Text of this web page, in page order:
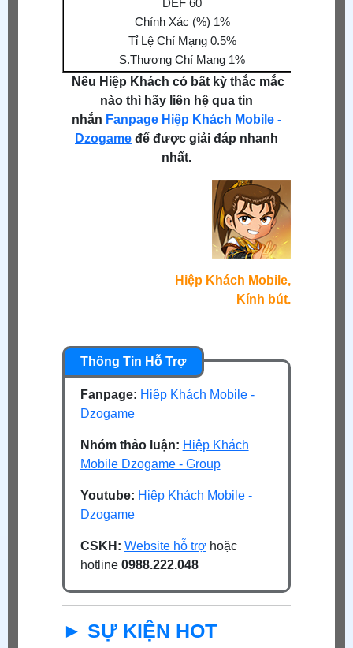
DEF 60
Chính Xác (%) 1%
Tỉ Lệ Chí Mạng 0.5%
S.Thương Chí Mạng 1%
Nếu Hiệp Khách có bất kỳ thắc mắc
nào thì hãy liên hệ qua tin
nhắn Fanpage Hiệp Khách Mobile -
Dzogame để được giải đáp nhanh
nhất.
Hiệp Khách Mobile,
Kính bút.
Fanpage: Hiệp Khách Mobile -
Dzogame
Nhóm thảo luận: Hiệp Khách
Mobile Dzogame - Group
Youtube: Hiệp Khách Mobile -
Dzogame
CSKH: Website hỗ trợ hoặc
hotline 0988.222.048
► SỰ KIỆN HOT